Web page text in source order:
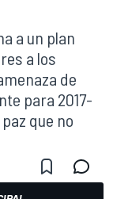
a un plan
a los
de
para 2017-
que no